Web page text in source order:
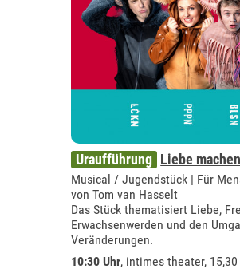
Uraufführung Liebe machen
Musical / Jugendstück | Für
von Tom van Hasselt
Das Stück thematisiert Liebe,
Erwachsenwerden und den
Veränderungen.
10:30 Uhr, intimes theater,